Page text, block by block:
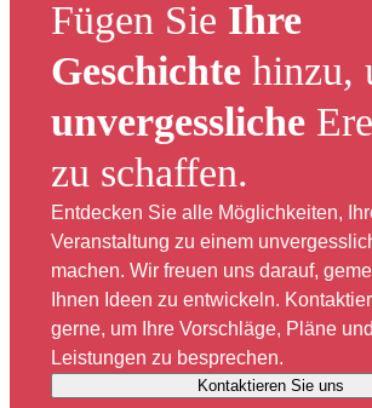
Fügen Sie Ihre
Geschichtehinzu,
unvergessliche
zu schaffen.
Entdecken Sie alle Möglichkeiten,
Veranstaltung zu einem
machen. Wir freuen uns darauf,
Ihnen Ideen zu entwickeln.
gerne, um Ihre Vorschläge, Pläne
Leistungen zu besprechen.
Kontaktieren Sie uns